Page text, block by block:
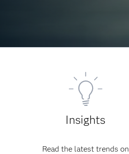
Insights
Read the latest trends on